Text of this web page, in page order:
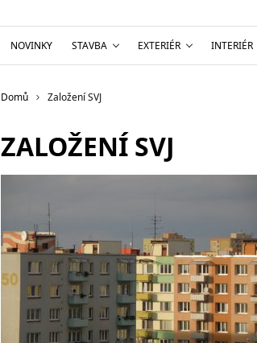
NOVINKY STAVBA EXTERIÉR INTERIÉR
Domů Založení SVJ
ZALOŽENÍ SVJ